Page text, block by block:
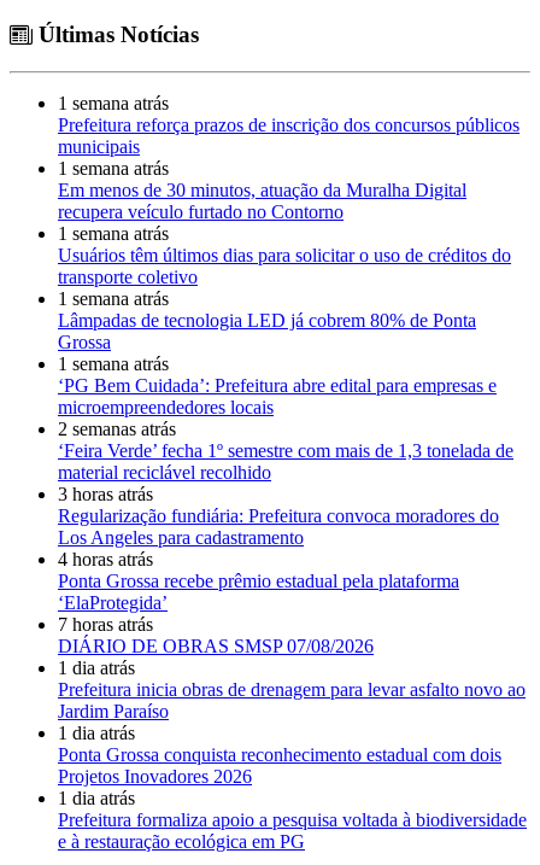
Últimas Notícias
1 semana atrás
Prefeitura reforça prazos de inscrição dos concursos públicos
municipais
1 semana atrás
Em menos de 30 minutos, atuação da Muralha Digital
recupera veículo furtado no Contorno
1 semana atrás
Usuários têm últimos dias para solicitar o uso de créditos do
transporte coletivo
1 semana atrás
Lâmpadas de tecnologia LED já cobrem 80% de Ponta
Grossa
1 semana atrás
‘PG Bem Cuidada’: Prefeitura abre edital para empresas e
microempreendedores locais
2 semanas atrás
‘Feira Verde’ fecha 1º semestre com mais de 1,3 tonelada de
material reciclável recolhido
3 horas atrás
Regularização fundiária: Prefeitura convoca moradores do
Los Angeles para cadastramento
4 horas atrás
Ponta Grossa recebe prêmio estadual pela plataforma
‘ElaProtegida’
7 horas atrás
DIÁRIO DE OBRAS SMSP 07/08/2026
1 dia atrás
Prefeitura inicia obras de drenagem para levar asfalto novo ao
Jardim Paraíso
1 dia atrás
Ponta Grossa conquista reconhecimento estadual com dois
Projetos Inovadores 2026
1 dia atrás
Prefeitura formaliza apoio a pesquisa voltada à biodiversidade
e à restauração ecológica em PG